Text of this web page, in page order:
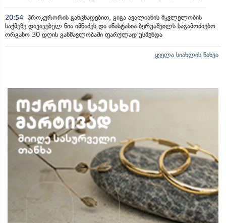
20:54 პროკურორის განცხადებით, გიგა ავალიანის მკვლელობის
საქმეზე დაკავებულ ნია იმნაძეს და ანასტასია ბერუაშვილს საგამოძიებო
ორგანო 30 დღის განმავლობაში ფარულად უსმენდა
ყველა სიახლის ნახვა